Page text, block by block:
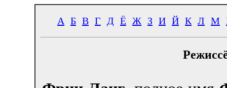
А Б В Г Д Ё Ж З И Й К Л М